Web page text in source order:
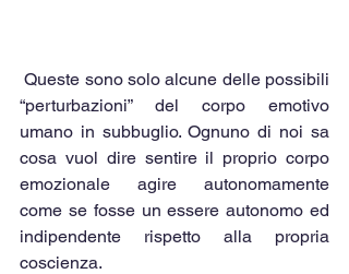
Queste sono solo alcune delle possibili
“perturbazioni” del corpo emotivo
umano in subbuglio. Ognuno di noi sa
cosa vuol dire sentire il proprio corpo
emozionale agire autonomamente
come se fosse un essere autonomo ed
indipendente rispetto alla propria
coscienza.